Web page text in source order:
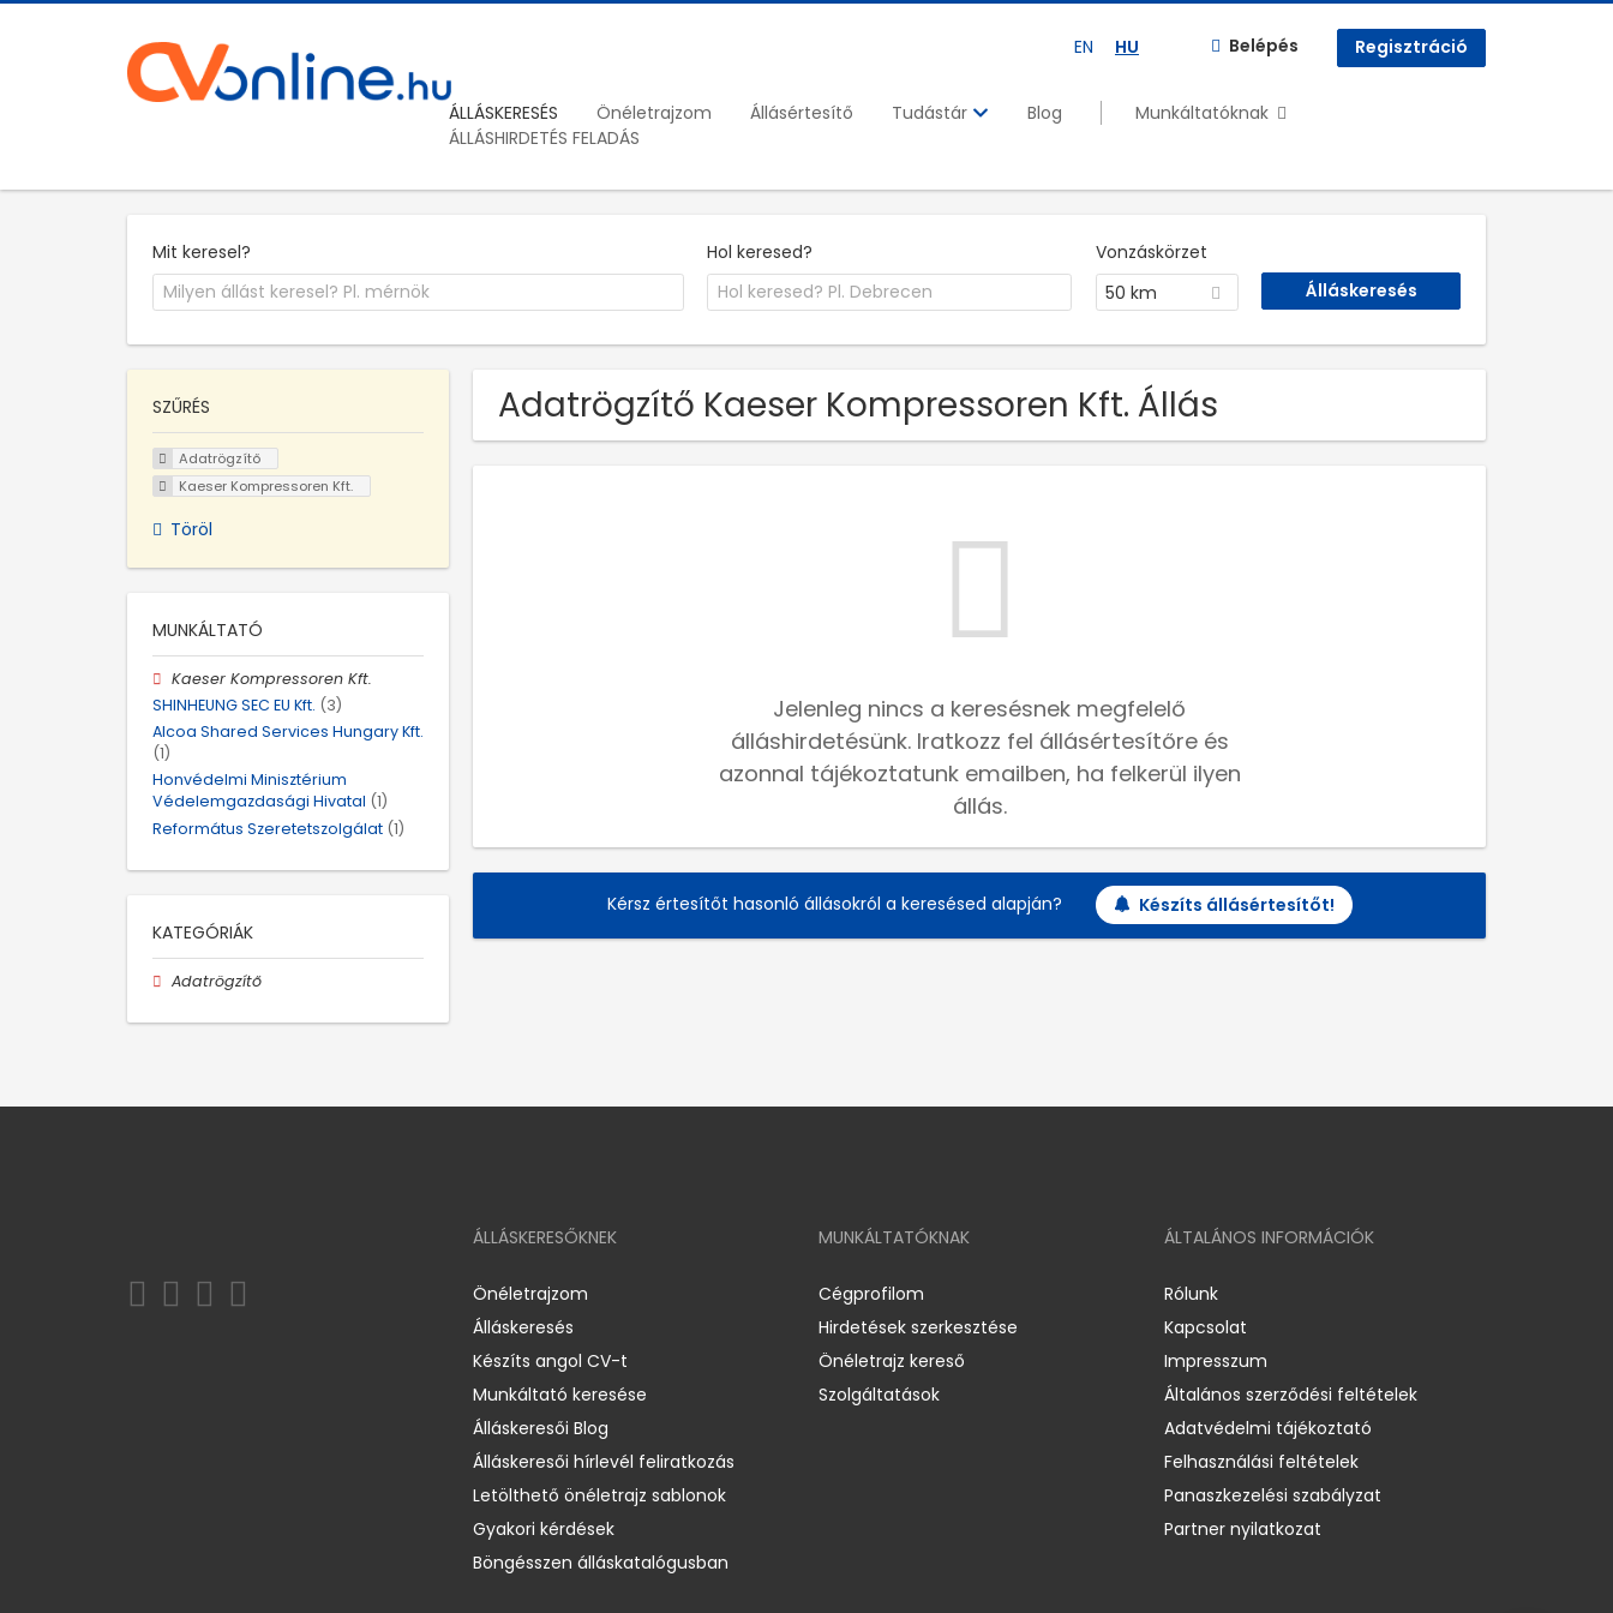
EN HU Belépés Regisztráció
ÁLLÁSKERESÉS Önéletrajzom Állásértesítő Tudástár Blog
Munkáltatóknak
ÁLLÁSHIRDETÉS FELADÁS
Mit keresel? Hol keresed?
Vonzáskörzet
50 km
Adatrögzítő Kaeser Kompressoren Kft. Állás
Jelenleg nincs a keresésnek megfelelő
álláshirdetésünk. Iratkozz fel állásértesítőre és
azonnal tájékoztatunk emailben, ha felkerül ilyen
állás.
Kérsz értesítőt hasonló állásokról a keresésed alapján? Készíts állásértesítőt!
SZŰRÉS
Adatrögzítő
Kaeser Kompressoren Kft.
Töröl
MUNKÁLTATÓ
Kaeser Kompressoren Kft.
SHINHEUNG SEC EU Kft. (3)
Alcoa Shared Services Hungary Kft.
(1)
Honvédelmi Minisztérium
Védelemgazdasági Hivatal (1)
Református Szeretetszolgálat (1)
KATEGÓRIÁK
Adatrögzítő
ÁLLÁSKERESŐKNEK
Önéletrajzom
Álláskeresés
Készíts angol CV-t
Munkáltató keresése
Álláskeresői Blog
Álláskeresői hírlevél feliratkozás
Letölthető önéletrajz sablonok
Gyakori kérdések
Böngésszen álláskatalógusban
MUNKÁLTATÓKNAK
Cégprofilom
Hirdetések szerkesztése
Önéletrajz kereső
Szolgáltatások
ÁLTALÁNOS INFORMÁCIÓK
Rólunk
Kapcsolat
Impresszum
Általános szerződési feltételek
Adatvédelmi tájékoztató
Felhasználási feltételek
Panaszkezelési szabályzat
Partner nyilatkozat